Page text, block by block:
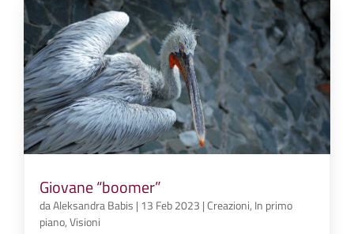
Giovane “boomer”
daAleksandra Babis | 13 Feb 2023 |Creazioni, In primo
piano,Visioni